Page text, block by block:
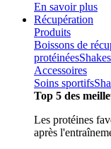
En savoir plus
Récupération
Produits
Boissons de
protéinées
Accessoires
Soins sportifs
Top 5 des
Les protéines
après